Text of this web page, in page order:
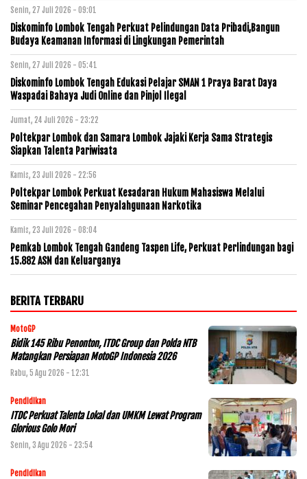
Senin, 27 Juli 2026 - 09:01
Diskominfo Lombok Tengah Perkuat Pelindungan Data Pribadi,Bangun
Budaya Keamanan Informasi di Lingkungan Pemerintah
Senin, 27 Juli 2026 - 05:41
Diskominfo Lombok Tengah Edukasi Pelajar SMAN 1 Praya Barat Daya
Waspadai Bahaya Judi Online dan Pinjol Ilegal
Jumat, 24 Juli 2026 - 23:22
Poltekpar Lombok dan Samara Lombok Jajaki Kerja Sama Strategis
Siapkan Talenta Pariwisata
Kamis, 23 Juli 2026 - 22:56
Poltekpar Lombok Perkuat Kesadaran Hukum Mahasiswa Melalui
Seminar Pencegahan Penyalahgunaan Narkotika
Kamis, 23 Juli 2026 - 08:04
Pemkab Lombok Tengah Gandeng Taspen Life, Perkuat Perlindungan bagi
15.882 ASN dan Keluarganya
BERITA TERBARU
MotoGP
Bidik 145 Ribu Penonton, ITDC Group dan Polda NTB
Matangkan Persiapan MotoGP Indonesia 2026
Rabu, 5 Agu 2026 - 12:31
Pendidikan
ITDC Perkuat Talenta Lokal dan UMKM Lewat Program
Glorious Golo Mori
Senin, 3 Agu 2026 - 23:54
Pendidikan